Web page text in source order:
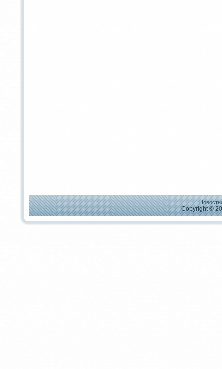
Copyright ©